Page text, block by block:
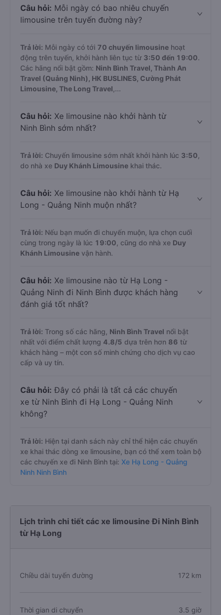
Câu hỏi: Mỗi ngày có bao nhiêu chuyến
limousine trên tuyến đường này?
Trả lời: Mỗi ngày có tới 70 chuyến limousine hoạt
động trên tuyến, khởi hành liên tục từ 3:50 đến 19:00.
Các hãng nổi bật gồm: Ninh Bình Travel, Thành An
Travel (Quảng Ninh), HK BUSLINES, Cường Phát
Limousine, The Long Travel ,...
Câu hỏi: Xe limousine nào khởi hành từ
Ninh Bình sớm nhất?
Trả lời: Chuyến limousine sớm nhất khởi hành lúc 3:50
do nhà xe Duy Khánh Limousine khai thác.
Câu hỏi: Xe limousine nào khởi hành từ Hạ
Long - Quảng Ninh muộn nhất?
Trả lời: Nếu bạn muốn đi chuyến muộn, lựa chọn cuối
cùng trong ngày là lúc 19:00 , cũng do nhà xe Duy
Khánh Limousine vận hành.
Câu hỏi: Xe limousine nào từ Hạ Long -
Quảng Ninh đi Ninh Bình được khách hàng
đánh giá tốt nhất?
Trả lời: Trong số các hãng, Ninh Bình Travel nổi bật
nhất với điểm chất lượng 4.8/5 dựa trên hơn 86 từ
khách hàng – một con số minh chứng cho dịch vụ cao
cấp và uy tín.
Câu hỏi: Đây có phải là tất cả các chuyến
xe từ Ninh Bình đi Hạ Long - Quảng Ninh
không?
Trả lời: Hiện tại danh sách này chỉ thể hiện các chuyến
xe khai thác dòng xe limousine, bạn có thể xem toàn bộ
các chuyến xe đi Ninh Bình tại: Xe Hạ Long - Quảng
Ninh Ninh Bình
Lịch trình chi tiết các xe limousine Đi Ninh Bình
từ Hạ Long
Chiều dài tuyến đường 172 km
Thời gian di chuyển 3.5 giờ